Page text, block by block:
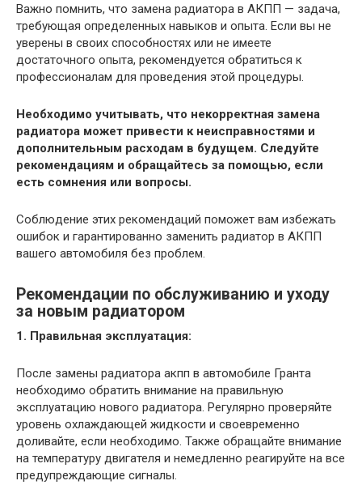
Важно помнить, что замена радиатора в АКПП — задача,
требующая определенных навыков и опыта. Если вы не
уверены в своих способностях или не имеете
достаточного опыта, рекомендуется обратиться к
профессионалам для проведения этой процедуры.
Необходимо учитывать, что некорректная замена
радиатора может привести к неисправностями и
дополнительным расходам в будущем. Следуйте
рекомендациям и обращайтесь за помощью, если
есть сомнения или вопросы.
Соблюдение этих рекомендаций поможет вам избежать
ошибок и гарантированно заменить радиатор в АКПП
вашего автомобиля без проблем.
Рекомендации по обслуживанию и уходу
за новым радиатором
1. Правильная эксплуатация:
После замены радиатора акпп в автомобиле Гранта
необходимо обратить внимание на правильную
эксплуатацию нового радиатора. Регулярно проверяйте
уровень охлаждающей жидкости и своевременно
доливайте, если необходимо. Также обращайте внимание
на температуру двигателя и немедленно реагируйте на все
предупреждающие сигналы.